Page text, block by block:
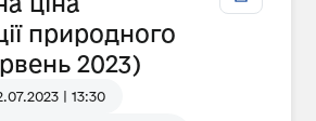
природного
2023)
| 13:30